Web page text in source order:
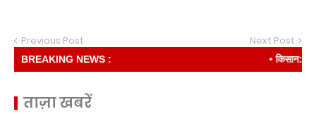
Previous Post Next Post
BREAKING NEWS : • किसान: देश की
ताज़ा खबरें